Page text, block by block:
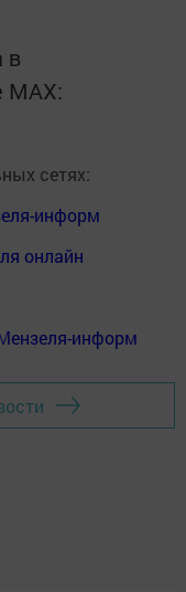
в
MАХ:
сетях:
информ
онлайн
информ